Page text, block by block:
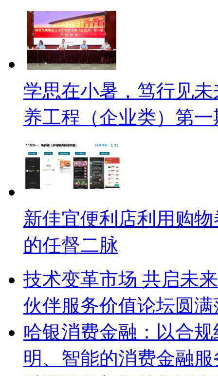
学思在小暑，笃行见
养工程（企业类）第
新佳宜便利店利用购
的任督二脉
技术变革市场 共启未
伙伴服务价值论坛圆满
哈银消费金融：以合
明、智能的消费金融服